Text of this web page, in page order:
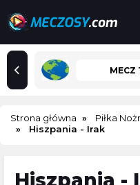
MECZ
Strona główna Piłka
Hiszpania - Irak
Hiszpania -